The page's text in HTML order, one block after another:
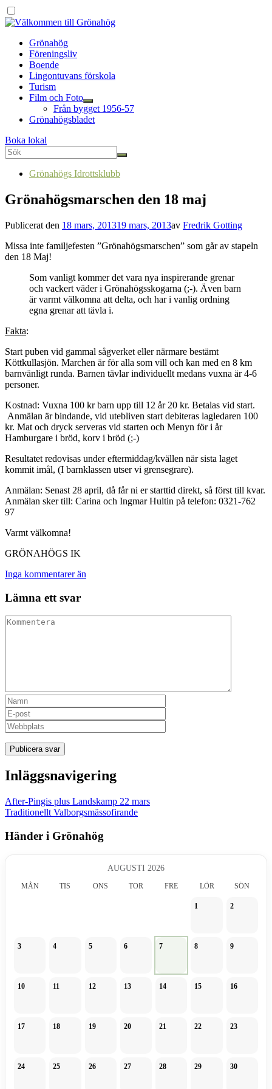
Grönahög
Föreningsliv
Boende
Lingontuvans förskola
Turism
Film och Foto
Från bygget 1956-57
Grönahögsbladet
Boka lokal
Grönahögs Idrottsklubb
Grönahögsmarschen den 18 maj
Publicerat den 18 mars, 201319 mars, 2013av Fredrik Gotting
Missa inte familjefesten ”Grönahögsmarschen” som går av stapeln
den 18 Maj!
Som vanligt kommer det vara nya inspirerande grenar
och vackert väder i Grönahögsskogarna (;-). Även barn
är varmt välkomna att delta, och har i vanlig ordning
egna grenar att tävla i.
Fakta:
Start puben vid gammal sågverket eller närmare bestämt
Köttkullasjön. Marchen är för alla som vill och kan med en 8 km
barnvänligt runda. Barnen tävlar individuellt medans vuxna är 4-6
personer.
Kostnad: Vuxna 100 kr barn upp till 12 år 20 kr. Betalas vid start.
Anmälan är bindande, vid utebliven start debiteras lagledaren 100
kr. Mat och dryck serveras vid starten och Menyn för i år
Hamburgare i bröd, korv i bröd (;-)
Resultatet redovisas under eftermiddag/kvällen när sista laget
kommit imål, (I barnklassen utser vi grensegrare).
Anmälan: Senast 28 april, då får ni er starttid direkt, så först till kvar.
Anmälan sker till: Carina och Ingmar Hultin på telefon: 0321-762
97
Varmt välkomna!
GRÖNAHÖGS IK
Inga kommentarer än
Lämna ett svar
Inläggsnavigering
After-Pingis plus Landskamp 22 mars
Traditionellt Valborgsmässofirande
Händer i Grönahög
AUGUSTI 2026
MÅN TIS ONS TOR FRE LÖR SÖN
1 2
3 4 5 6 7 8 9
10 11 12 13 14 15 16
17 18 19 20 21 22 23
24 25 26 27 28 29 30